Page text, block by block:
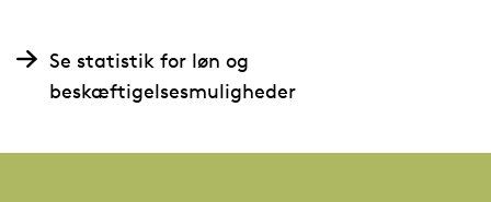
Se statistik for løn og
beskæftigelsesmuligheder